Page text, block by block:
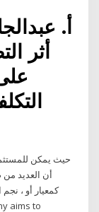
أ.
أثر
حيث يمكن
أن العديد